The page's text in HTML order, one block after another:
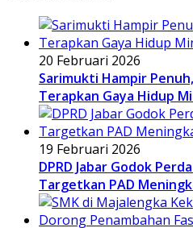
20 Februari 2026
Sarimukti Hampir
Terapkan Gaya Hidup
19 Februari 2026
DPRD Jabar Godok
Targetkan PAD